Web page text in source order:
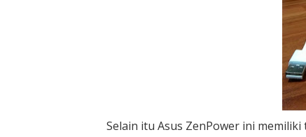
Selain itu Asus ZenPower ini